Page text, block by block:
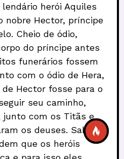
herói Aquiles
nobre Hector, príncipe
Cheio de ódio,
do príncipe antes
funerários fossem
com o ódio de Hera,
Hector fosse para o
seu caminho,
junto com os Titãs e
os deuses. Sabendo
que os heróis